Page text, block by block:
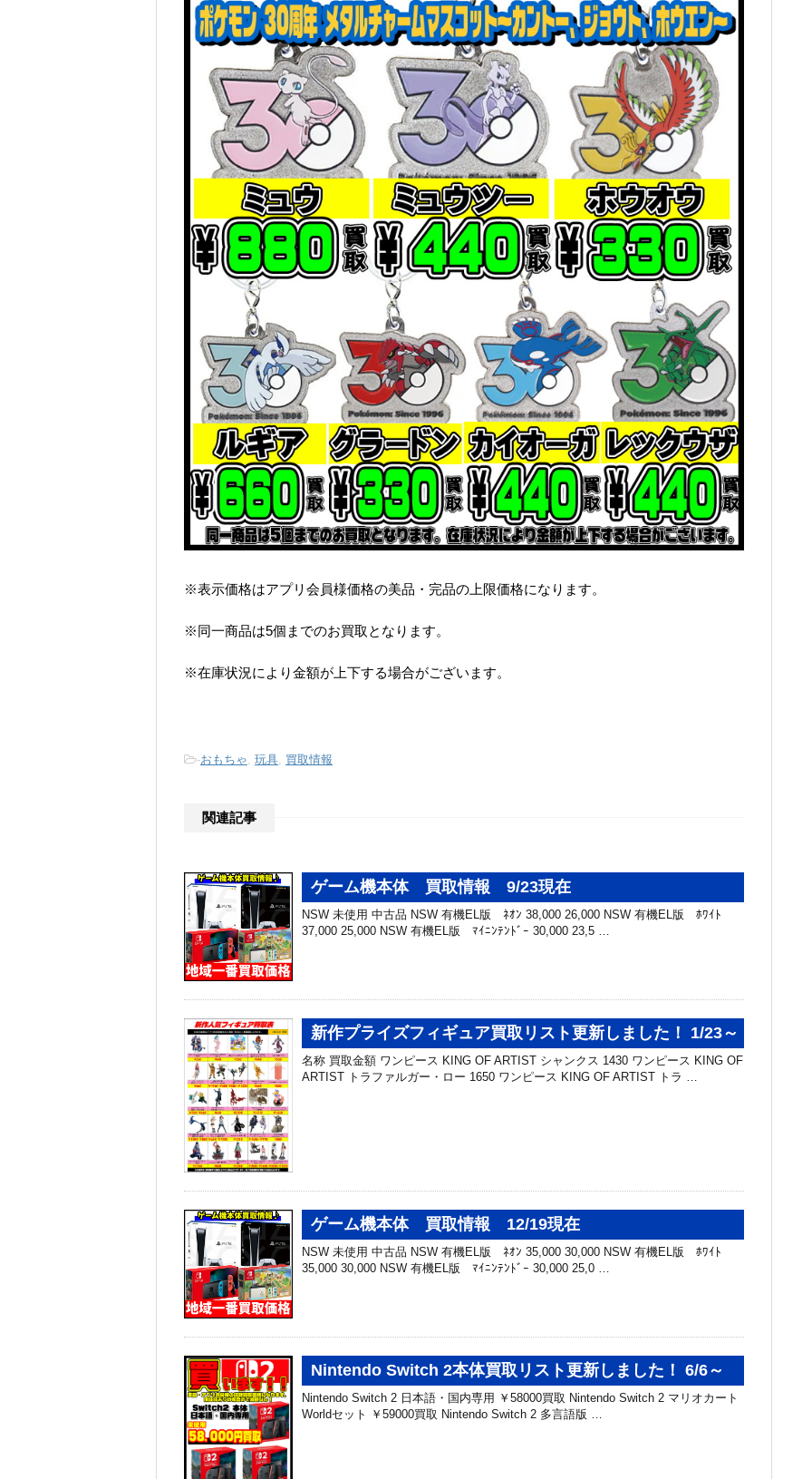
※表示価格はアプリ会員様価格の美品・完品の上限価格になります。
※同一商品は5個までのお買取となります。
※在庫状況により金額が上下する場合がございます。
-おもちゃ, 玩具, 買取情報
関連記事
ゲーム機本体 買取情報 9/23現在
NSW 未使用 中古品 NSW 有機EL版 ﾈｵﾝ 38,000 26,000 NSW 有機EL版 ﾎﾜｲﾄ
37,000 25,000 NSW 有機EL版 ﾏｲﾆﾝﾃﾝﾄﾞｰ 30,000 23,5 …
新作プライズフィギュア買取リスト更新しました！ 1/23～
名称 買取金額 ワンピース KING OF ARTIST シャンクス 1430 ワンピース KING OF
ARTIST トラファルガー・ロー 1650 ワンピース KING OF ARTIST トラ …
ゲーム機本体 買取情報 12/19現在
NSW 未使用 中古品 NSW 有機EL版 ﾈｵﾝ 35,000 30,000 NSW 有機EL版 ﾎﾜｲﾄ
35,000 30,000 NSW 有機EL版 ﾏｲﾆﾝﾃﾝﾄﾞｰ 30,000 25,0 …
Nintendo Switch 2本体買取リスト更新しました！ 6/6～
Nintendo Switch 2 日本語・国内専用 ￥58000買取 Nintendo Switch 2 マリオカート
Worldセット ￥59000買取 Nintendo Switch 2 多言語版 …